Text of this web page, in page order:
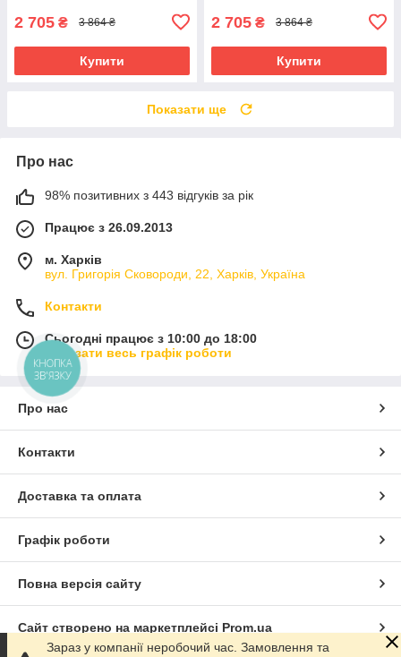
2 705 ₴ 3 864 ₴
Купити
2 705 ₴ 3 864 ₴
Купити
Показати ще
Про нас
98% позитивних з 443 відгуків за рік
Працює з 26.09.2013
м. Харків
вул. Григорія Сковороди, 22, Харків, Україна
Контакти
Сьогодні працює з 10:00 до 18:00
Показати весь графік роботи
Про нас
Контакти
Доставка та оплата
Графік роботи
Повна версія сайту
Сайт створено на маркетплейсі Prom.ua
Зараз у компанії неробочий час. Замовлення та
КНОПКА
ЗВ'ЯЗКУ